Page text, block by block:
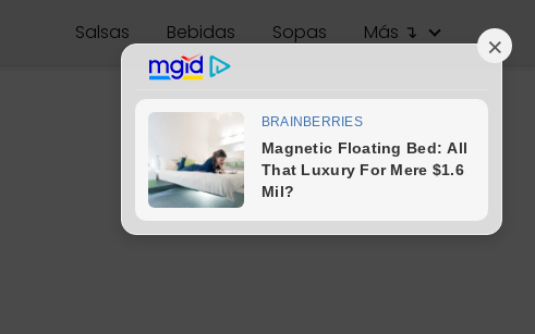
Salsas Bebidas Sopas Más ↴